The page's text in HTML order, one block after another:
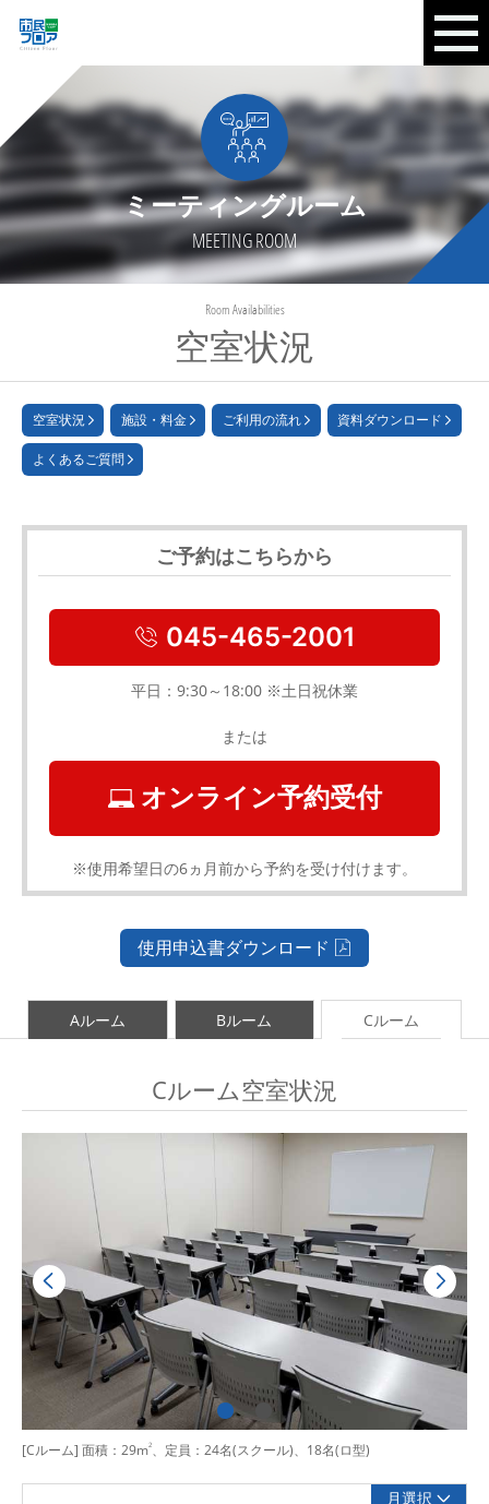
ミーティングルーム
MEETING ROOM
空室状況
Room Availabilities
空室状況 施設・料金 ご利用の流れ 資料ダウンロード
よくあるご質問
ご予約はこちらから
045-465-2001
平日：9:30～18:00 ※土日祝休業
または
オンライン予約受付
※使用希望日の6ヵ月前から予約を受け付けます。
使用申込書ダウンロード
Aルーム Bルーム Cルーム
Cルーム空室状況
[Cルーム] 面積：29m2、定員：24名(スクール)、18名(ロ型)
月選択